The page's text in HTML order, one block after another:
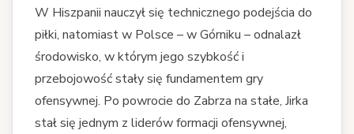
W Hiszpanii nauczył się technicznego podejścia do
piłki, natomiast w Polsce – w Górniku – odnalazł
środowisko, w którym jego szybkość i
przebojowość stały się fundamentem gry
ofensywnej. Po powrocie do Zabrza na stałe, Jirka
stał się jednym z liderów formacji ofensywnej,